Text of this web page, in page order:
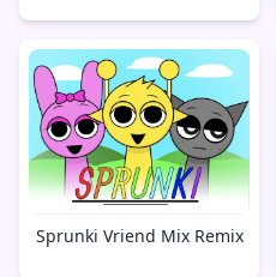
Sprunki Vriend Mix Remix